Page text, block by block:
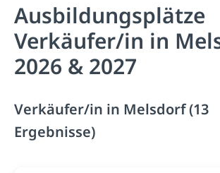
Ausbildungsplätze
Verkäufer/in in
2026 & 2027
Verkäufer/in in Melsdorf (13
Ergebnisse)